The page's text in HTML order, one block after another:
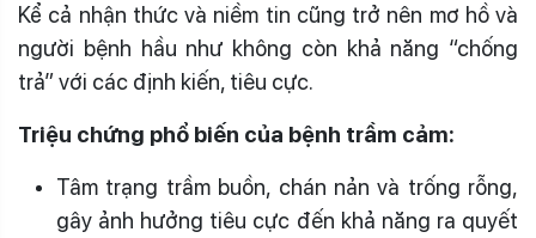
Kể cả nhận thức và niềm tin cũng trở nên mơ hồ và
người bệnh hầu như không còn khả năng “chống
trả” với các định kiến, tiêu cực.
Triệu chứng phổ biến của bệnh trầm cảm:
Tâm trạng trầm buồn, chán nản và trống rỗng,
gây ảnh hưởng tiêu cực đến khả năng ra quyết